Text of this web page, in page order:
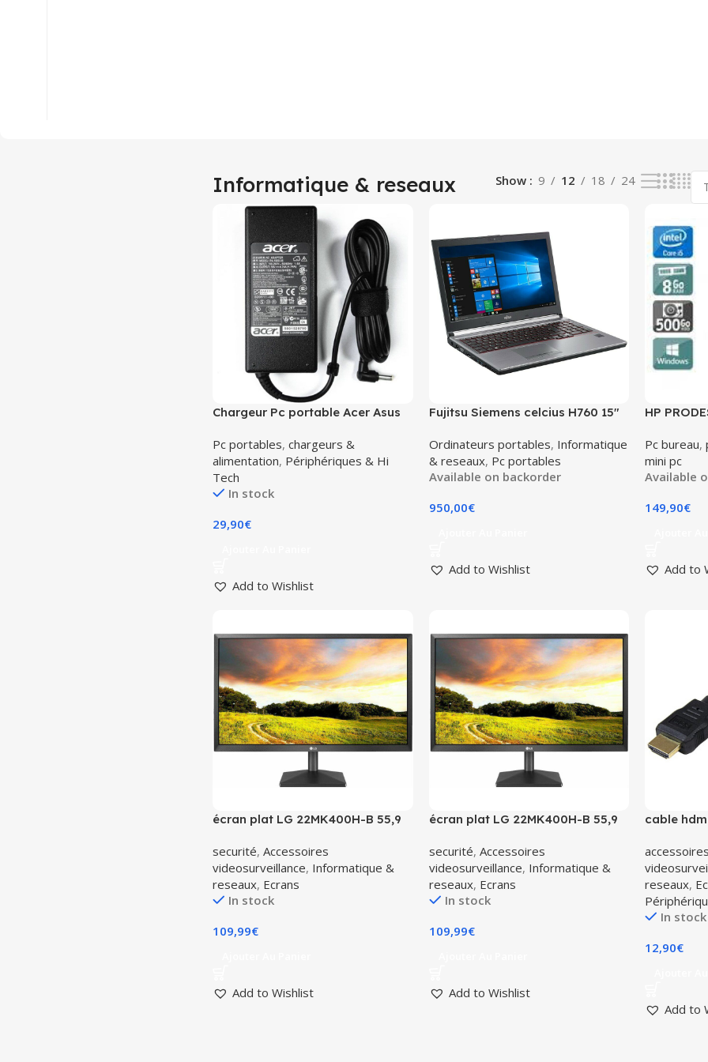
Informatique & reseaux Show 9 12 18 24
Chargeur Pc portable Acer Asus
Pc portables, chargeurs &
alimentation, Périphériques & Hi
Tech
In stock
29,90€
Add to Wishlist
Fujitsu Siemens celcius H760 15″
2.9Ghz (3.8Ghz en turbo /
4*2.9/3.8Ghz )
Ordinateurs portables, Informatique
& reseaux, Pc portables
Available on backorder
950,00€
Add to Wishlist
HP
Pc bureau,
mini pc
Available
149,90€
Add to
écran plat LG 22MK400H-B 55,9
securité, Accessoires
videosurveillance, Informatique &
reseaux, Ecrans
In stock
109,99€
Add to Wishlist
écran plat LG 22MK400H-B 55,9
securité, Accessoires
videosurveillance, Informatique &
reseaux, Ecrans
In stock
109,99€
Add to Wishlist
cable
reseaux,
In stock
12,90€
Add to